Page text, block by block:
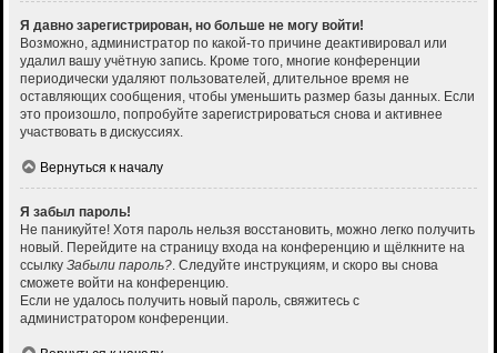
Я давно зарегистрирован, но больше не могу войти!
Возможно, администратор по какой-то причине деактивировал или
удалил вашу учётную запись. Кроме того, многие конференции
периодически удаляют пользователей, длительное время не
оставляющих сообщения, чтобы уменьшить размер базы данных. Если
это произошло, попробуйте зарегистрироваться снова и активнее
участвовать в дискуссиях.
Вернуться к началу
Я забыл пароль!
Не паникуйте! Хотя пароль нельзя восстановить, можно легко получить
новый. Перейдите на страницу входа на конференцию и щёлкните на
ссылку Забыли пароль?. Следуйте инструкциям, и скоро вы снова
сможете войти на конференцию.
Если не удалось получить новый пароль, свяжитесь с
администратором конференции.